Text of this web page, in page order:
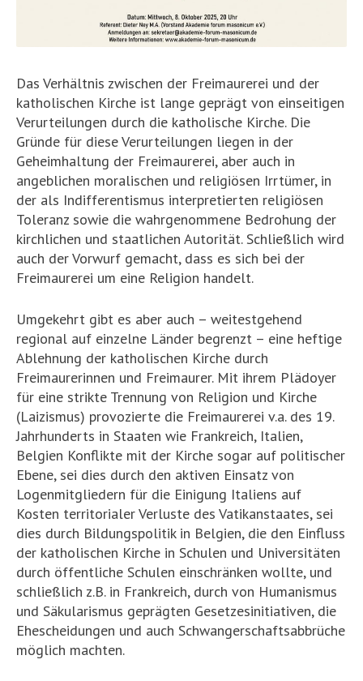
Das Verhältnis zwischen der Freimaurerei und der
katholischen Kirche ist lange geprägt von einseitigen
Verurteilungen durch die katholische Kirche. Die
Gründe für diese Verurteilungen liegen in der
Geheimhaltung der Freimaurerei, aber auch in
angeblichen moralischen und religiösen Irrtümer, in
der als Indifferentismus interpretierten religiösen
Toleranz sowie die wahrgenommene Bedrohung der
kirchlichen und staatlichen Autorität. Schließlich wird
auch der Vorwurf gemacht, dass es sich bei der
Freimaurerei um eine Religion handelt.
Umgekehrt gibt es aber auch – weitestgehend
regional auf einzelne Länder begrenzt – eine heftige
Ablehnung der katholischen Kirche durch
Freimaurerinnen und Freimaurer. Mit ihrem Plädoyer
für eine strikte Trennung von Religion und Kirche
(Laizismus) provozierte die Freimaurerei v.a. des 19.
Jahrhunderts in Staaten wie Frankreich, Italien,
Belgien Konflikte mit der Kirche sogar auf politischer
Ebene, sei dies durch den aktiven Einsatz von
Logenmitgliedern für die Einigung Italiens auf
Kosten territorialer Verluste des Vatikanstaates, sei
dies durch Bildungspolitik in Belgien, die den Einfluss
der katholischen Kirche in Schulen und Universitäten
durch öffentliche Schulen einschränken wollte, und
schließlich z.B. in Frankreich, durch von Humanismus
und Säkularismus geprägten Gesetzesinitiativen, die
Ehescheidungen und auch Schwangerschaftsabbrüche
möglich machten.